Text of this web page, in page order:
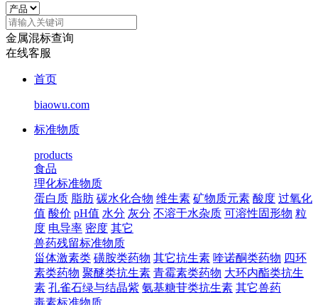
金属混标查询
在线客服
首页
biaowu.com
标准物质
products
食品
理化标准物质
蛋白质 脂肪 碳水化合物 维生素 矿物质元素 酸度 过氧化
值 酸价 pH值 水分 灰分 不溶于水杂质 可溶性固形物 粒
度 电导率 密度 其它
兽药残留标准物质
甾体激素类 磺胺类药物 其它抗生素 喹诺酮类药物 四环
素类药物 聚醚类抗生素 青霉素类药物 大环内酯类抗生
素 孔雀石绿与结晶紫 氨基糖苷类抗生素 其它兽药
毒素标准物质